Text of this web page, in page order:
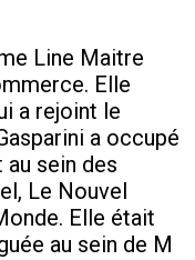
Line Maitre
Elle
a rejoint le
a occupé
sein des
Le Nouvel
Elle était
au sein de M